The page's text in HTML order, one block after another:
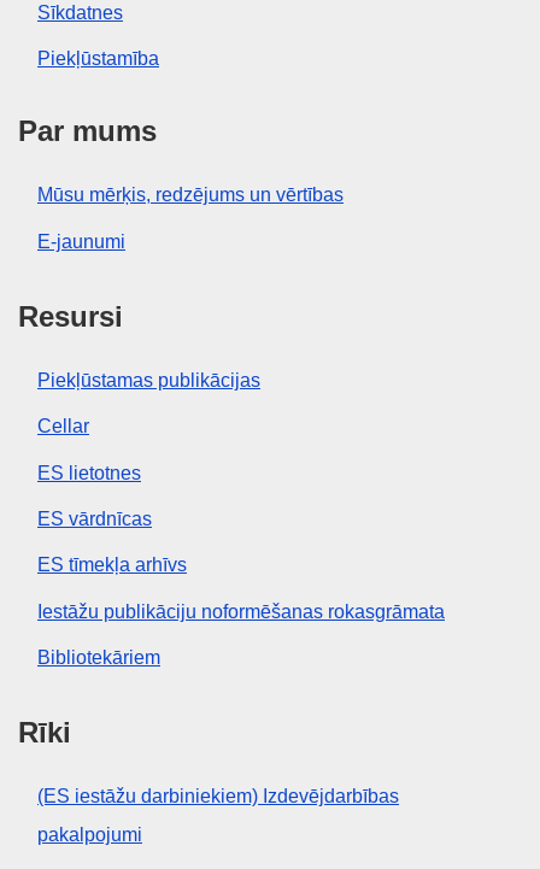
Sīkdatnes
Piekļūstamība
Par mums
Mūsu mērķis, redzējums un vērtības
E-jaunumi
Resursi
Piekļūstamas publikācijas
Cellar
ES lietotnes
ES vārdnīcas
ES tīmekļa arhīvs
Iestāžu publikāciju noformēšanas rokasgrāmata
Bibliotekāriem
Rīki
(ES iestāžu darbiniekiem) Izdevējdarbības
pakalpojumi